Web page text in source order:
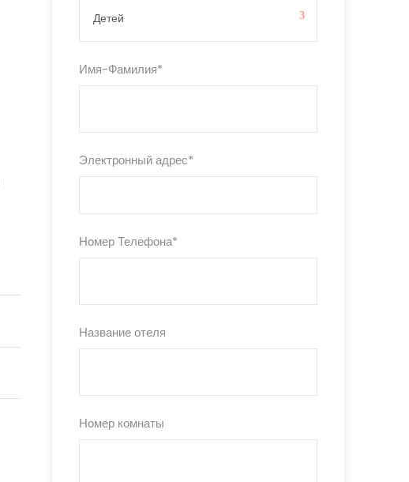
Имя-Фамилия*
Электронный адрес*
Номер Телефона*
Название отеля
Номер комнаты